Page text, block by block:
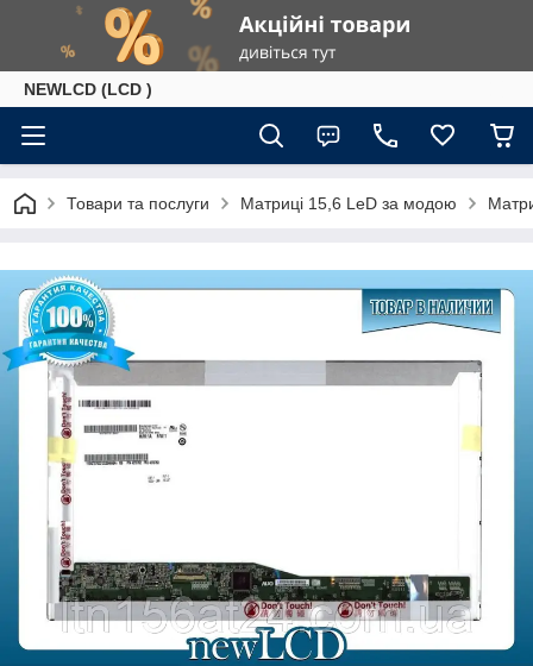
NEWLCD (LCD )
Товари та послуги Матриці 15,6 LeD за модою